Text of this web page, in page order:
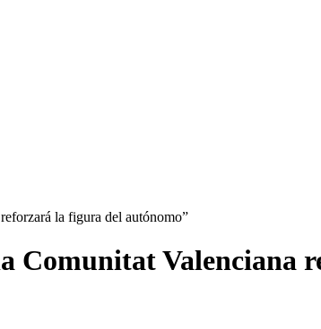
la figura del autónomo”
Comunitat Valenciana